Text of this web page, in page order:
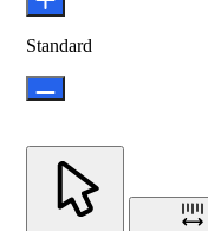
Standard